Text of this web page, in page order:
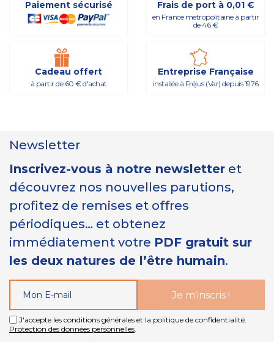
Paiement sécurisé Frais de port à 0,01 €
en France métropolitaine à partir
de 46 €
Cadeau offert
à partir de 60 € d'achat
Entreprise Française
installée à Fréjus (Var) depuis 1976
Newsletter
Inscrivez-vous à notre newsletter et
découvrez nos nouvelles parutions,
profitez de remises et offres
périodiques… et obtenez
immédiatement votre PDF gratuit sur
les deux natures de l’être humain.
J'accepte les conditions générales et la politique de confidentialité.
Protection des données personnelles.